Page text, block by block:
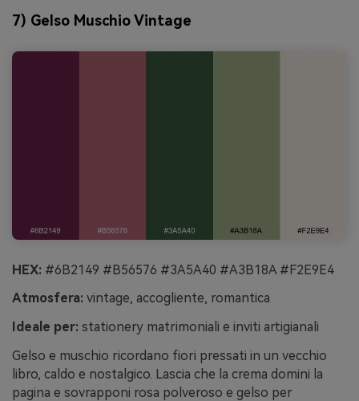
7) Gelso Muschio Vintage
HEX: #6B2149 #B56576 #3A5A40 #A3B18A #F2E9E4
Atmosfera: vintage, accogliente, romantica
Ideale per: stationery matrimoniali e inviti artigianali
Gelso e muschio ricordano fiori pressati in un vecchio
libro, caldo e nostalgico. Lascia che la crema domini la
pagina e sovrapponi rosa polveroso e gelso per